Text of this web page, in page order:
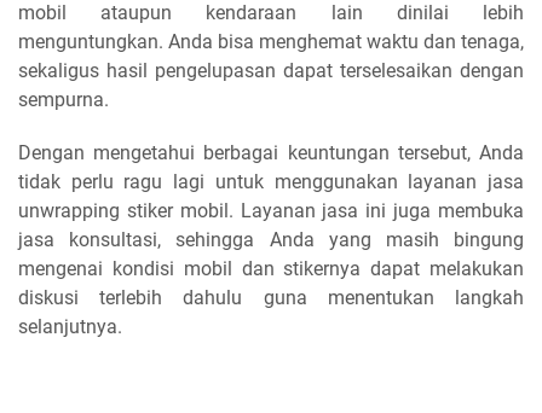
mobil ataupun kendaraan lain dinilai lebih
menguntungkan. Anda bisa menghemat waktu dan tenaga,
sekaligus hasil pengelupasan dapat terselesaikan dengan
sempurna.
Dengan mengetahui berbagai keuntungan tersebut, Anda
tidak perlu ragu lagi untuk menggunakan layanan jasa
unwrapping stiker mobil. Layanan jasa ini juga membuka
jasa konsultasi, sehingga Anda yang masih bingung
mengenai kondisi mobil dan stikernya dapat melakukan
diskusi terlebih dahulu guna menentukan langkah
selanjutnya.